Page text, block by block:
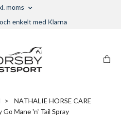
moms
enkelt med Klarna
NATHALIE HORSE CARE
Go Mane 'n' Tail Spray